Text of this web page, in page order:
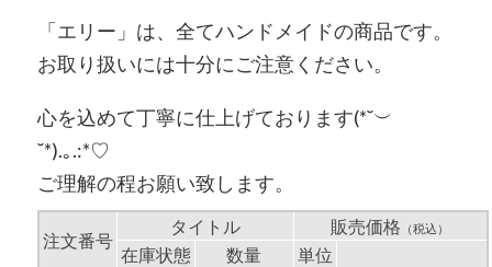
「エリー」は、全てハンドメイドの商品です。
お取り扱いには十分にご注意ください。
心を込めて丁寧に仕上げております(*˘︶
˘*).｡.:*♡
ご理解の程お願い致します。
注文番号
タイトル 販売価格 （税込）
在庫状態 数量 単位